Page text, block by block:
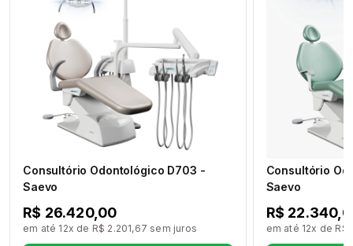
Consultório Odontológico D703 -
Saevo
R$ 26.420,00
em até 12x de R$ 2.201,67 sem juros
Consultório
Saevo
R$
em até 12x de R$